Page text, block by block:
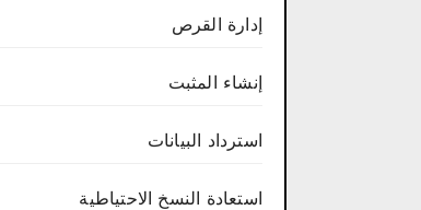
إدارة القرص
إنشاء المثبت
استرداد البيانات
استعادة النسخ الاحتياطية